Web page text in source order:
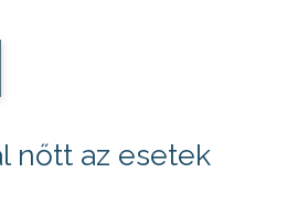
nőtt az esetek